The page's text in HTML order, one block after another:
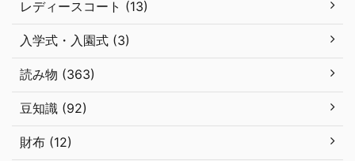
レディースコート (13)
入学式・入園式 (3)
読み物 (363)
豆知識 (92)
財布 (12)